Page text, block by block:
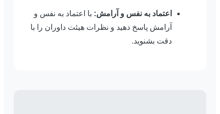
اعتماد به نفس و آرامش: با اعتماد به نفس و
آرامش پاسخ دهید و نظرات هیئت داوران را با
دقت بشنوید.